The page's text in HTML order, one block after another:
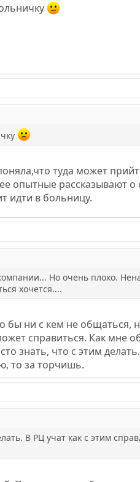
туда может
опытные рассказывают
идти в больницу.
Но очень плохо.
хочется....
ни с кем не общаться,
справиться. Как мне
знать, что с этим
то за торчишь.
В РЦ учат как с этим